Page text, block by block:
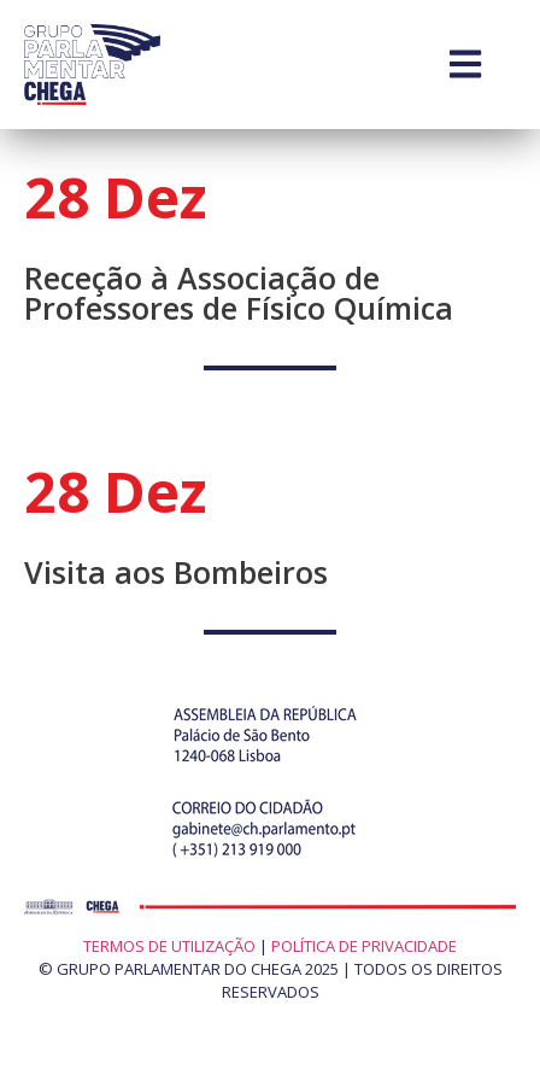
28 Dez
Receção à Associação de
Professores de Físico Química
28 Dez
Visita aos Bombeiros
TERMOS DE UTILIZAÇÃO | POLÍTICA DE PRIVACIDADE
© GRUPO PARLAMENTAR DO CHEGA 2025 | TODOS OS DIREITOS
RESERVADOS